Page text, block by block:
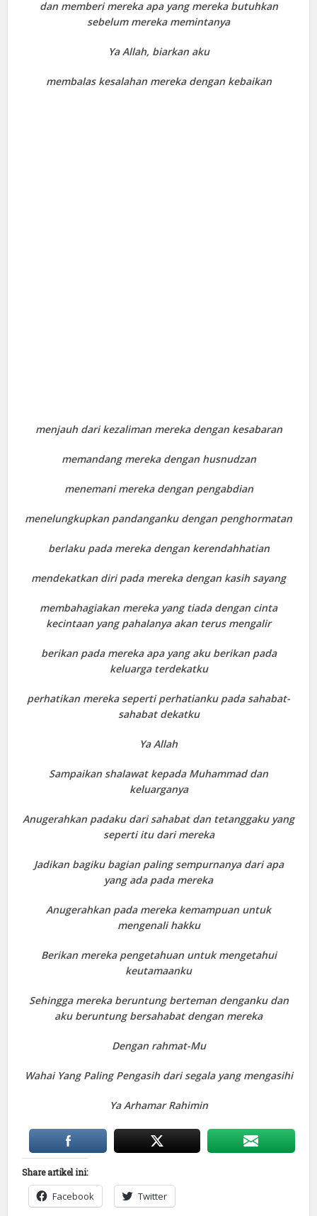
dan memberi mereka apa yang mereka butuhkan
sebelum mereka memintanya
Ya Allah, biarkan aku
membalas kesalahan mereka dengan kebaikan
menjauh dari kezaliman mereka dengan kesabaran
memandang mereka dengan husnudzan
menemani mereka dengan pengabdian
menelungkupkan pandanganku dengan penghormatan
berlaku pada mereka dengan kerendahhatian
mendekatkan diri pada mereka dengan kasih sayang
membahagiakan mereka yang tiada dengan cinta
kecintaan yang pahalanya akan terus mengalir
berikan pada mereka apa yang aku berikan pada
keluarga terdekatku
perhatikan mereka seperti perhatianku pada sahabat-
sahabat dekatku
Ya Allah
Sampaikan shalawat kepada Muhammad dan
keluarganya
Anugerahkan padaku dari sahabat dan tetanggaku yang
seperti itu dari mereka
Jadikan bagiku bagian paling sempurnanya dari apa
yang ada pada mereka
Anugerahkan pada mereka kemampuan untuk
mengenali hakku
Berikan mereka pengetahuan untuk mengetahui
keutamaanku
Sehingga mereka beruntung berteman denganku dan
aku beruntung bersahabat dengan mereka
Dengan rahmat-Mu
Wahai Yang Paling Pengasih dari segala yang mengasihi
Ya Arhamar Rahimin
Share artikel ini:
Facebook Twitter